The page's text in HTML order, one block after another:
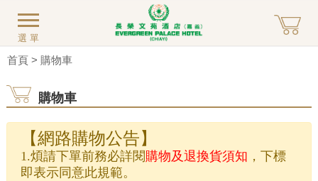
選單
首頁 > 購物車
購物車
【網路購物公告】
1.煩請下單前務必詳閱購物及退換貨須知 ，下標
即表示同意此規範。